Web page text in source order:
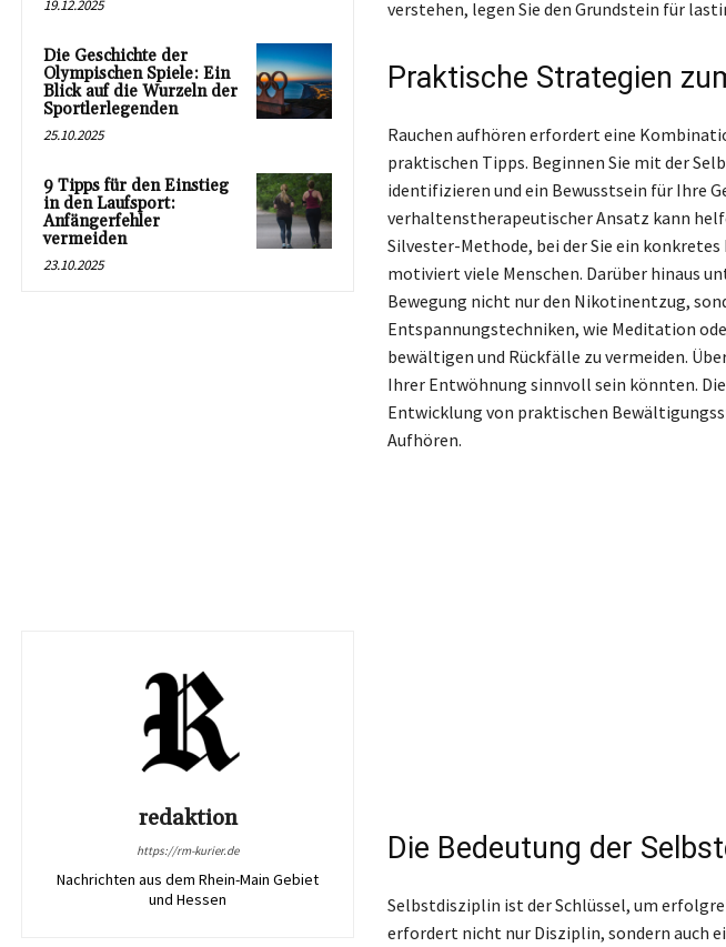
19.12.2025
Die Geschichte der
Olympischen Spiele: Ein
Blick auf die Wurzeln der
Sportlerlegenden
25.10.2025
9 Tipps für den Einstieg
in den Laufsport:
Anfängerfehler
vermeiden
23.10.2025
redaktion
https://rm-kurier.de
Nachrichten aus dem Rhein-Main Gebiet
und Hessen
verstehen, legen Sie den Grundstein für
Praktische Strategien
Rauchen aufhören erfordert eine
praktischen Tipps. Beginnen Sie mit der
identifizieren und ein Bewusstsein für Ihre
verhaltenstherapeutischer Ansatz kann
Silvester-Methode, bei der Sie ein
motiviert viele Menschen. Darüber hinaus
Bewegung nicht nur den Nikotinentzug,
Entspannungstechniken, wie Meditation
bewältigen und Rückfälle zu vermeiden.
Ihrer Entwöhnung sinnvoll sein könnten.
Entwicklung von praktischen
Aufhören.
Die Bedeutung der
Selbstdisziplin ist der Schlüssel, um
erfordert nicht nur Disziplin, sondern auch